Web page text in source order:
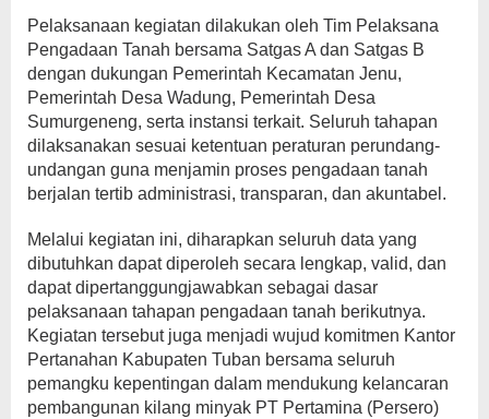
Pelaksanaan kegiatan dilakukan oleh Tim Pelaksana
Pengadaan Tanah bersama Satgas A dan Satgas B
dengan dukungan Pemerintah Kecamatan Jenu,
Pemerintah Desa Wadung, Pemerintah Desa
Sumurgeneng, serta instansi terkait. Seluruh tahapan
dilaksanakan sesuai ketentuan peraturan perundang-
undangan guna menjamin proses pengadaan tanah
berjalan tertib administrasi, transparan, dan akuntabel.
Melalui kegiatan ini, diharapkan seluruh data yang
dibutuhkan dapat diperoleh secara lengkap, valid, dan
dapat dipertanggungjawabkan sebagai dasar
pelaksanaan tahapan pengadaan tanah berikutnya.
Kegiatan tersebut juga menjadi wujud komitmen Kantor
Pertanahan Kabupaten Tuban bersama seluruh
pemangku kepentingan dalam mendukung kelancaran
pembangunan kilang minyak PT Pertamina (Persero)